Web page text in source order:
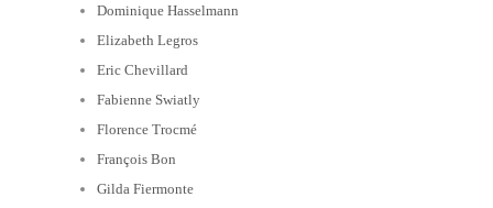
Dominique Hasselmann
Elizabeth Legros
Eric Chevillard
Fabienne Swiatly
Florence Trocmé
François Bon
Gilda Fiermonte